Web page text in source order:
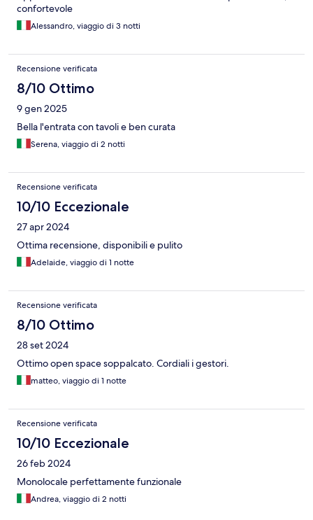
confortevole
Alessandro, viaggio di 3 notti
Recensione verificata
8/10 Ottimo
9 gen 2025
Bella l'entrata con tavoli e ben curata
Serena, viaggio di 2 notti
Recensione verificata
10/10 Eccezionale
27 apr 2024
Ottima recensione, disponibili e pulito
Adelaide, viaggio di 1 notte
Recensione verificata
8/10 Ottimo
28 set 2024
Ottimo open space soppalcato. Cordiali i gestori.
matteo, viaggio di 1 notte
Recensione verificata
10/10 Eccezionale
26 feb 2024
Monolocale perfettamente funzionale
Andrea, viaggio di 2 notti